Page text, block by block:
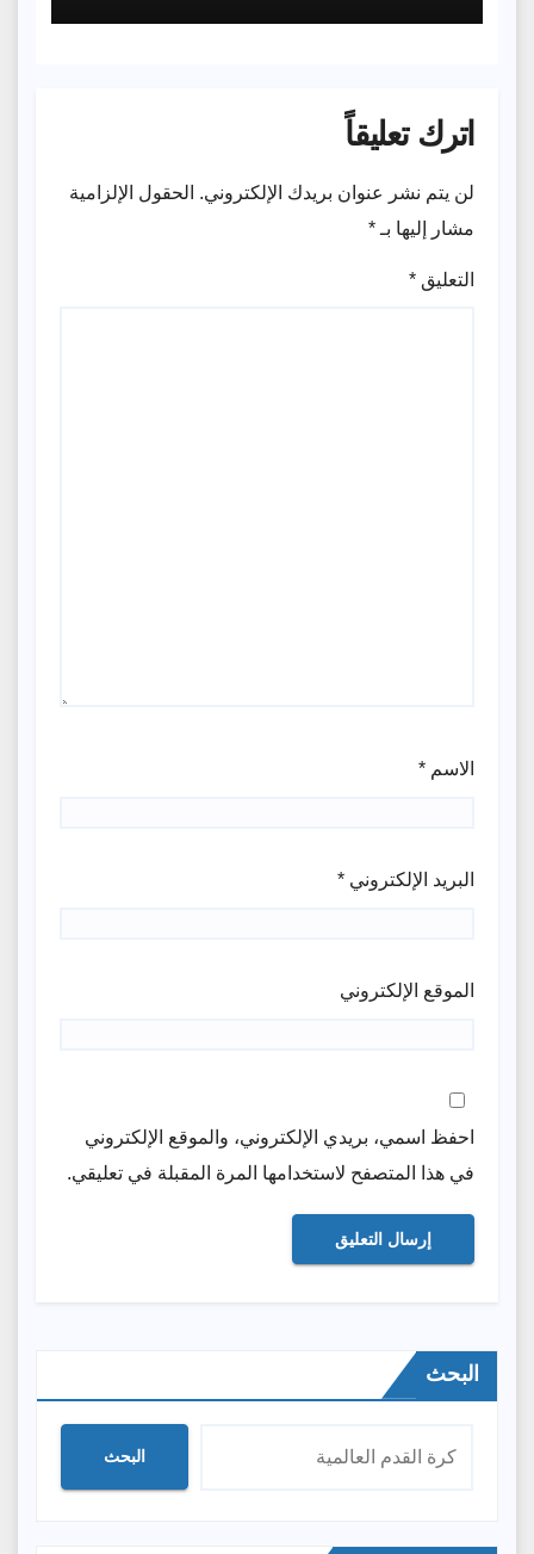
إفريقي
اترك تعليقاً
لن يتم نشر عنوان بريدك الإلكتروني. الحقول الإلزامية
مشار إليها بـ*
التعليق *
الاسم *
البريد الإلكتروني *
الموقع الإلكتروني
احفظ اسمي، بريدي الإلكتروني، والموقع الإلكتروني
في هذا المتصفح لاستخدامها المرة المقبلة في تعليقي.
البحث
البحث